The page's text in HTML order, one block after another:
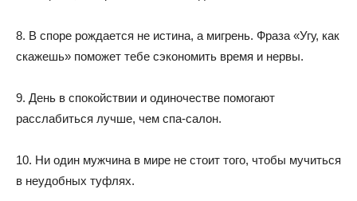
8. В споре рождается не истина, а мигрень. Фраза «Угу, как
скажешь» поможет тебе сэкономить время и нервы.
9. День в спокойствии и одиночестве помогают
расслабиться лучше, чем спа-салон.
10. Ни один мужчина в мире не стоит того, чтобы мучиться
в неудобных туфлях.